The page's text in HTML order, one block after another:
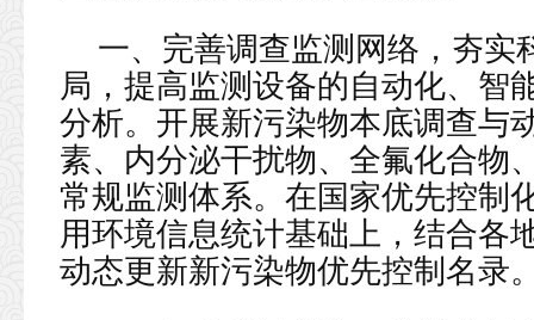
一、完善调查监测网络，夯实
局，提高监测设备的自动化、智
分析。开展新污染物本底调查与
素、内分泌干扰物、全氟化合物
常规监测体系。在国家优先控制
用环境信息统计基础上，结合各
动态更新新污染物优先控制名录